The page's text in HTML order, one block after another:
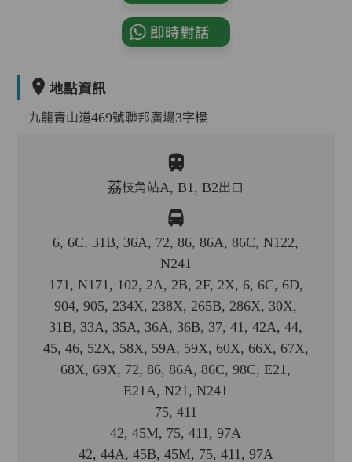
即時對話
地點資訊
九龍青山道469號聯邦廣場3字樓
荔枝角站A, B1, B2出口
6, 6C, 31B, 36A, 72, 86, 86A, 86C, N122,
N241
171, N171, 102, 2A, 2B, 2F, 2X, 6, 6C, 6D,
904, 905, 234X, 238X, 265B, 286X, 30X,
31B, 33A, 35A, 36A, 36B, 37, 41, 42A, 44,
45, 46, 52X, 58X, 59A, 59X, 60X, 66X, 67X,
68X, 69X, 72, 86, 86A, 86C, 98C, E21,
E21A, N21, N241
75, 411
42, 45M, 75, 411, 97A
42, 44A, 45B, 45M, 75, 411, 97A